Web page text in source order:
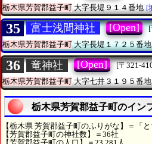
栃木県芳賀郡益子町 大字長堤９１４番地 [
35 富士浅間神社 [Open]
[
栃木県芳賀郡益子町大字長堤１７２５番地
36 竜神社 [Open]
[〒321-
栃木県芳賀郡益子町大字七井３１９５番地
栃木県芳賀郡益子町のイン
【栃木県 芳賀郡益子町のふりがな】＝「
【芳賀郡益子町の神社数】＝36社